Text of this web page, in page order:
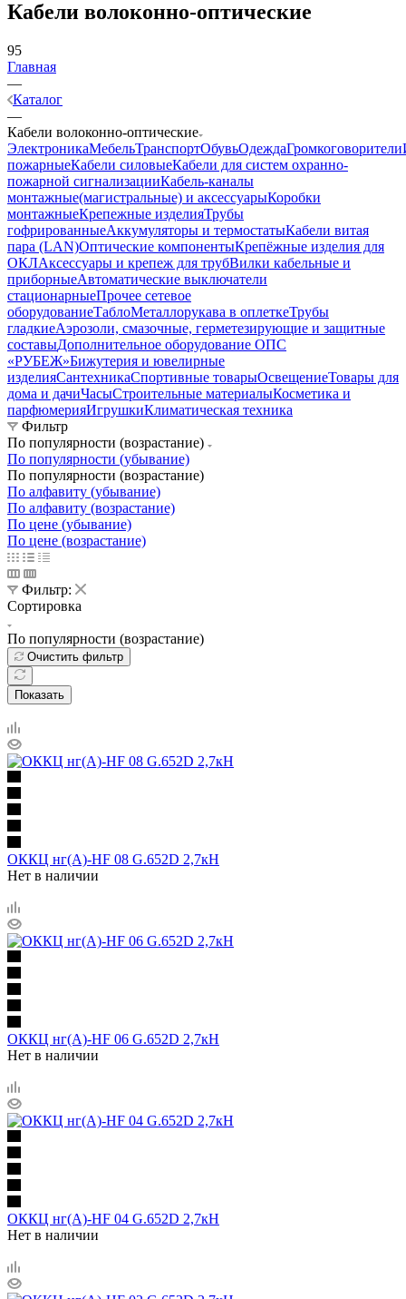
Кабели волоконно-оптические
95
Главная
—
Каталог
—
Кабели волоконно-оптические
ЭлектроникаМебельТранспортОбувьОдеждаГромкоговорители
пожарныеКабели силовыеКабели для систем охранно-
пожарной сигнализацииКабель-каналы
монтажные(магистральные) и аксессуарыКоробки
монтажныеКрепежные изделияТрубы
гофрированныеАккумуляторы и термостатыКабели витая
пара (LAN)Оптические компонентыКрепёжные изделия для
ОКЛАксессуары и крепеж для трубВилки кабельные и
приборныеАвтоматические выключатели
стационарныеПрочее сетевое
оборудованиеТаблоМеталлорукава в оплеткеТрубы
гладкиеАэрозоли, смазочные, герметезирующие и защитные
составыДополнительное оборудование ОПС
«РУБЕЖ»Бижутерия и ювелирные
изделияСантехникаСпортивные товарыОсвещениеТовары для
дома и дачиЧасыСтроительные материалыКосметика и
парфюмерияИгрушкиКлиматическая техника
Фильтр
По популярности (возрастание)
По популярности (убывание)
По популярности (возрастание)
По алфавиту (убывание)
По алфавиту (возрастание)
По цене (убывание)
По цене (возрастание)
Фильтр:
Сортировка
По популярности (возрастание)
Очистить фильтр
Показать
ОККЦ нг(А)-HF 08 G.652D 2,7кН
Нет в наличии
ОККЦ нг(А)-HF 06 G.652D 2,7кН
Нет в наличии
ОККЦ нг(А)-HF 04 G.652D 2,7кН
Нет в наличии